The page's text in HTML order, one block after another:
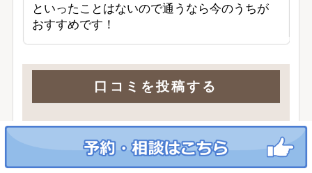
といったことはないので通うなら今のうちが
おすすめです！
口コミを投稿する
評価：